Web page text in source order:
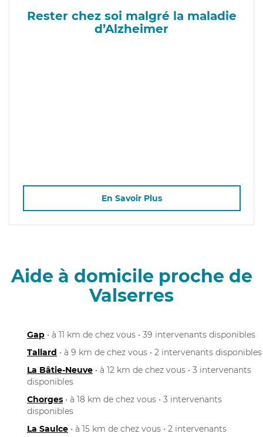
Rester chez soi malgré la maladie
d’Alzheimer
En Savoir Plus
Aide à domicile proche de
Valserres
Gap • à 11 km de chez vous • 39 intervenants disponibles
Tallard • à 9 km de chez vous • 2 intervenants disponibles
La Bâtie-Neuve • à 12 km de chez vous • 3 intervenants
disponibles
Chorges • à 18 km de chez vous • 3 intervenants
disponibles
La Saulce • à 15 km de chez vous • 2 intervenants